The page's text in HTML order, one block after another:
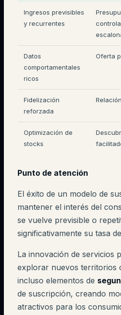
Ingresos previsibles
y recurrentes
Datos
comportamentales
ricos
Oferta
Fidelización
reforzada
Optimización de
stocks
Punto de atención
El éxito de un modelo de
mantener el interés del
se vuelve previsible o
significativamente su tasa
La innovación de servicios
explorar nuevos territorios
incluso elementos de
de suscripción, creando
atractivos para los